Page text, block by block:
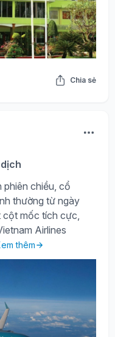
Chia sẻ
phiên chiều, cổ
thường từ ngày
cột mốc tích cực,
Airlines
thêm